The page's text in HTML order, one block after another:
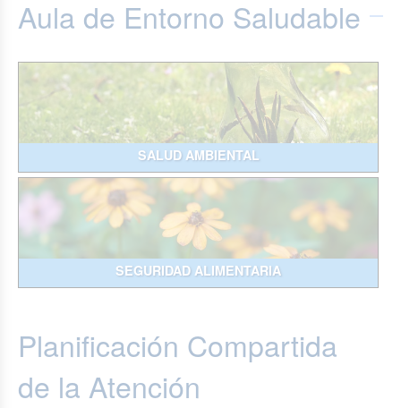
Aula de Entorno Saludable
SALUD AMBIENTAL
SEGURIDAD ALIMENTARIA
Planificación Compartida
de la Atención